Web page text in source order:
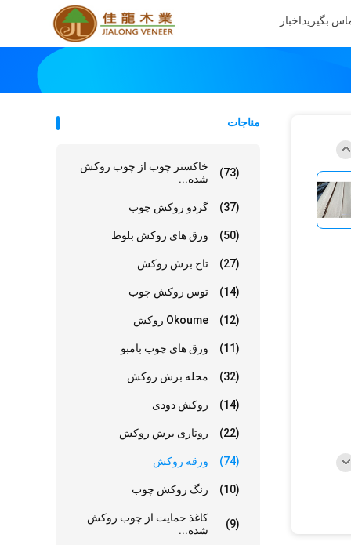
بگیریداخبار
مناجات
خاکستر چوب از چوب روکش
شده...
(73)
گردو روکش چوب (37)
ورق های روکش بلوط (50)
تاج برش روکش (27)
توس روکش چوب (14)
Okoume روکش (12)
ورق های چوب بامبو (11)
محله برش روکش (32)
روکش دودی (14)
روتاری برش روکش (22)
ورقه روکش (74)
رنگ روکش چوب (10)
کاغذ حمایت از چوب روکش
شده...
(9)